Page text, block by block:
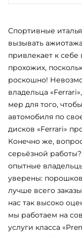
Спортивные
вызывать
привлекает к
прохожих,
роскошно!
владельца
мер для того,
автомобиля по
дисков «Ferrari»
Конечно же,
серьёзной
опытные
уверены:
лучше всего
нас так высоко
мы работаем на
услуги класса